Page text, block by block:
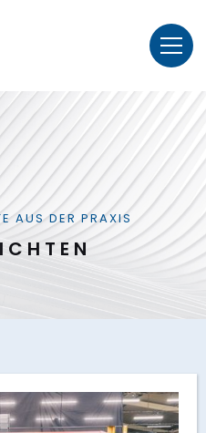
AUS DER PRAXIS